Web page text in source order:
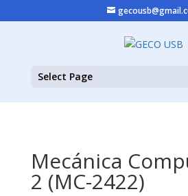
Select Page
Mecánica
2 (MC-2422)